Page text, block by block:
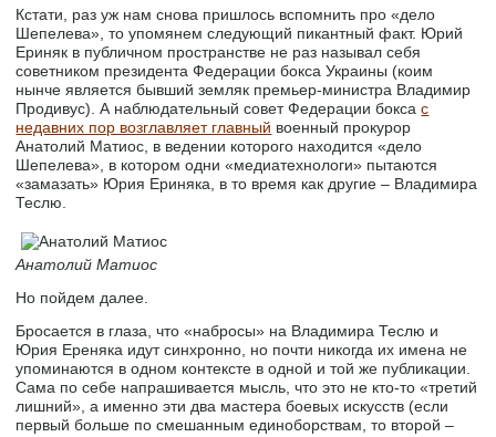
Кстати, раз уж нам снова пришлось вспомнить про «дело
Шепелева», то упомянем следующий пикантный факт. Юрий
Ериняк в публичном пространстве не раз называл себя
советником президента Федерации бокса Украины (коим
нынче является бывший земляк премьер-министра Владимир
Продивус). А наблюдательный совет Федерации боксас
недавних пор возглавляет главный военный прокурор
Анатолий Матиос, в ведении которого находится «дело
Шепелева», в котором одни «медиатехнологи» пытаются
«замазать» Юрия Ериняка, в то время как другие – Владимира
Теслю.
Анатолий Матиос
Но пойдем далее.
Бросается в глаза, что «набросы» на Владимира Теслю и
Юрия Ереняка идут синхронно, но почти никогда их имена не
упоминаются в одном контексте в одной и той же публикации.
Сама по себе напрашивается мысль, что это не кто-то «третий
лишний», а именно эти два мастера боевых искусств (если
первый больше по смешанным единоборствам, то второй –